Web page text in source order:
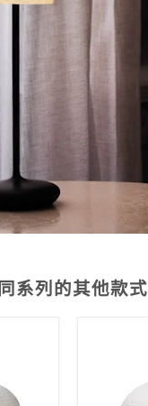
同系列的其他款式